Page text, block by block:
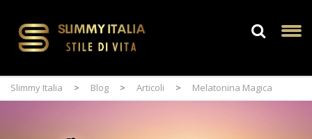
Slimmy Italia > Blog > Articoli > Melatonina Magica